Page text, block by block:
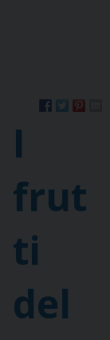
I
frut
ti
del